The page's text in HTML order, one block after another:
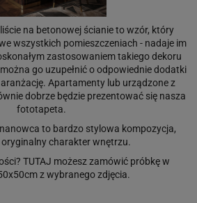
na betonowej ścianie to wzór, który
wszystkich pomieszczeniach - nadaje im
zastosowaniem takiego dekoru
go uzupełnić o odpowiednie dodatki
Apartamenty lub urządzone z
dobrze będzie prezentować się nasza
fototapeta.
to bardzo stylowa kompozycja,
charakter wnętrzu.
TUTAJ możesz zamówić próbkę w
z wybranego zdjęcia.